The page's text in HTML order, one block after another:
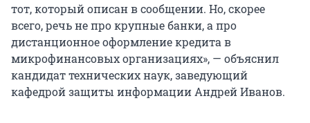
тот, который описан в сообщении. Но, скорее
всего, речь не про крупные банки, а про
дистанционное оформление кредита в
микрофинансовых организациях», — объяснил
кандидат технических наук, заведующий
кафедрой защиты информации Андрей Иванов.